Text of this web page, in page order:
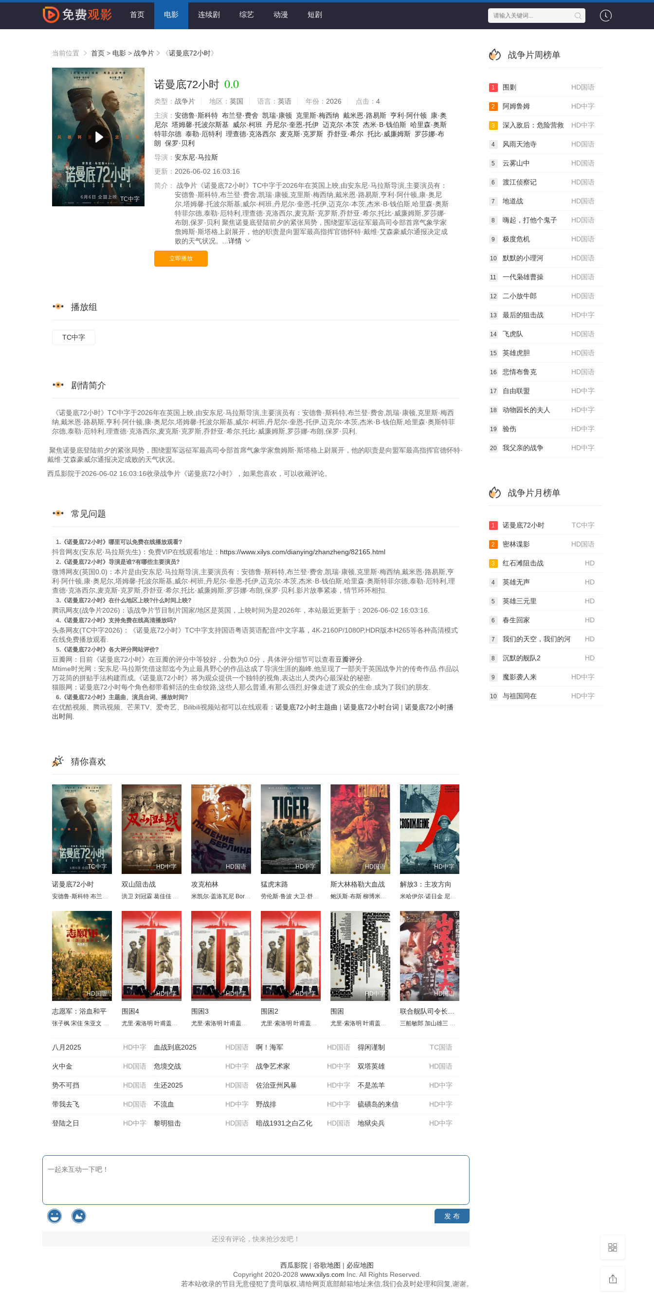
首页 电影 连续剧 综艺 动漫 短剧
当前位置 首页 > 电影 > 战争片 《诺曼底72小时》
TC中字
诺曼底72小时 0.0
类型： 战争片 地区： 英国 语言： 英语 年份： 2026 点击： 4
主演： 安德鲁·斯科特 布兰登·费舍 凯瑞·康顿 克里斯·梅西纳 戴米恩·路易斯 亨利·阿什顿
康·奥
尼尔 塔姆馨·托波尔斯基 威尔·柯班 丹尼尔·奎恩-托伊 迈克尔·本茨 杰米·B·钱伯斯 哈里森·奥斯
特菲尔德 泰勒·厄特利 理查德·克洛西尔 麦克斯·克罗斯 乔舒亚·希尔 托比·威廉姆斯 罗莎娜·布
朗 保罗·贝利
导演： 安东尼·马拉斯
更新： 2026-06-02 16:03:16
简介：
战争片《诺曼底72小时》TC中字于2026年在英国上映,由安东尼·马拉斯导演,主要演员有：
安德鲁·斯科特,布兰登·费舍,凯瑞·康顿,克里斯·梅西纳,戴米恩·路易斯,亨利·阿什顿,康·奥尼
尔,塔姆馨·托波尔斯基,威尔·柯班,丹尼尔·奎恩-托伊,迈克尔·本茨,杰米·B·钱伯斯,哈里森·奥斯
特菲尔德,泰勒·厄特利,理查德·克洛西尔,麦克斯·克罗斯,乔舒亚·希尔,托比·威廉姆斯,罗莎娜·
布朗,保罗·贝利 聚焦诺曼底登陆前夕的紧张局势，围绕盟军远征军最高司令部首席气象学家
詹姆斯·斯塔格上尉展开，他的职责是向盟军最高指挥官德怀特·戴维·艾森豪威尔通报决定成
败的天气状况。... 详情
立即播放
播放组
TC中字
剧情简介
《诺曼底72小时》TC中字于2026年在英国上映,由安东尼·马拉斯导演,主要演员有：安德鲁·斯科特,布兰登·费舍,凯瑞·康顿,克里斯·梅西
纳,戴米恩·路易斯,亨利·阿什顿,康·奥尼尔,塔姆馨·托波尔斯基,威尔·柯班,丹尼尔·奎恩-托伊,迈克尔·本茨,杰米·B·钱伯斯,哈里森·奥斯特菲
尔德,泰勒·厄特利,理查德·克洛西尔,麦克斯·克罗斯,乔舒亚·希尔,托比·威廉姆斯,罗莎娜·布朗,保罗·贝利.
聚焦诺曼底登陆前夕的紧张局势，围绕盟军远征军最高司令部首席气象学家詹姆斯·斯塔格上尉展开，他的职责是向盟军最高指挥官德怀特·
戴维·艾森豪威尔通报决定成败的天气状况。
西瓜影院于2026-06-02 16:03:16收录战争片《诺曼底72小时》，如果您喜欢，可以收藏评论。
常见问题
1.《诺曼底72小时》哪里可以免费在线播放观看?
抖音网友(安东尼·马拉斯先生)：免费VIP在线观看地址： https://www.xilys.com/dianying/zhanzheng/82165.html
2.《诺曼底72小时》导演是谁?有哪些主要演员?
微博网友(英国0.0)：本片是由安东尼·马拉斯导演,主要演员有：安德鲁·斯科特,布兰登·费舍,凯瑞·康顿,克里斯·梅西纳,戴米恩·路易斯,亨
利·阿什顿,康·奥尼尔,塔姆馨·托波尔斯基,威尔·柯班,丹尼尔·奎恩-托伊,迈克尔·本茨,杰米·B·钱伯斯,哈里森·奥斯特菲尔德,泰勒·厄特利,理
查德·克洛西尔,麦克斯·克罗斯,乔舒亚·希尔,托比·威廉姆斯,罗莎娜·布朗,保罗·贝利.影片故事紧凑，情节环环相扣.
3.《诺曼底72小时》在什么地区上映?什么时间上映?
腾讯网友(战争片2026)：该战争片节目制片国家/地区是英国，上映时间为是2026年，本站最近更新于：2026-06-02 16:03:16.
4.《诺曼底72小时》支持免费在线高清播放吗?
头条网友(TC中字2026)：《诺曼底72小时》TC中字支持国语粤语英语配音/中文字幕，4K-2160P/1080P,HDR版本H265等各种高清模式
在线免费播放观看.
5.《诺曼底72小时》各大评分网站评价?
豆瓣网：目前《诺曼底72小时》在豆瓣的评分中等较好，分数为0.0分，具体评分细节可以查看豆瓣评分
Mtime时光网：安东尼·马拉斯凭借这部迄今为止最具野心的作品达成了导演生涯的巅峰,他呈现了一部关于英国战争片的传奇作品.作品以
万花筒的拼贴手法构建而成,《诺曼底72小时》将为观众提供一个独特的视角,表达出人类内心最深处的秘密.
猫眼网：诺曼底72小时每个角色都带着鲜活的生命纹路,这些人那么普通,有那么强烈,好像走进了观众的生命,成为了我们的朋友.
6.《诺曼底72小时》主题曲、演员台词、播放时间?
在优酷视频、腾讯视频、芒果TV、爱奇艺、Bilibili视频站都可以在线观看： 诺曼底72小时主题曲 | 诺曼底72小时台词 | 诺曼底72小时播
出时间
猜你喜欢
TC中字
诺曼底72小时
安德鲁·斯科特 布兰登·费舍 凯瑞·康顿 克里斯·梅西纳 戴米恩·路易斯 亨利·阿什顿 康·奥尼尔 塔姆馨·托波尔斯基 威尔·柯班 丹尼尔·奎恩-托伊 迈克尔·本茨 杰米·B·钱伯斯
HD中字
双山阻击战
洪卫 刘冠霖 葛佳佳 郭广平 周惠林
HD国语
攻克柏林
米凯尔·盖洛瓦尼 Boris Andreyev Vladimir Savelev Marina Kovalyova N. Petrunkin Marie Nováková Yuri Timoshenko
HD中字
猛虎末路
劳伦斯·鲁波 大卫·舒特 塞巴斯蒂安·乌泽多夫斯基 安德烈·赫尼克 阿尔恩特·施韦林·索瑞
HD国语
斯大林格勒大血战
鲍沃斯·布斯 柳博米拉斯·劳恰维丘斯 谢尔盖·尼科年科
HD中字
解放3：主攻方向
米哈伊尔·诺日金 尼古拉·奥拉宁
HD国语
志愿军：浴血和平
张子枫 宋佳 朱亚文 彭昱畅 肖央 王砚辉 王传君 周政杰 张宥浩 王挺 郭晓东 李晨 杜江 冯绍峰 闫妮 阿如那 曲禾 王雨甜 于谨维 王阳 张雪迎
HD中字
围困4
尤里·索洛明 叶甫盖尼·列别杰夫 伊琳娜·阿库洛娃 弗拉季斯拉夫·斯特尔热利奇克 亚历山大·拉辛 鲍里斯·戈尔巴托夫 谢尔盖·哈钦科
HD中字
围困3
尤里·索洛明 叶甫盖尼·列别杰夫 伊琳娜·阿库洛娃 弗拉季斯拉夫·斯特尔热利奇克 亚历山大·拉辛 鲍里斯·戈尔巴托夫
HD中字
围困2
尤里·索洛明 叶甫盖尼·列别杰夫 伊琳娜·阿库洛娃 弗拉季斯拉夫·斯特尔热利奇克
HD中字
围困
尤里·索洛明 叶甫盖尼·列别杰夫 伊琳娜·阿库洛娃
HD国语
三船敏郎 加山雄三
HD中字
八月2025 HD国语
血战到底2025 HD国语
啊！海军 TC国语
得闲谨制
HD国语
火中金 HD中字
危境交战 HD中字
战争艺术家 HD国语
双塔英雄
HD国语
势不可挡 HD国语
生还2025 HD中字
佐治亚州风暴 HD中字
不是羔羊
HD国语
带我去飞 HD中字
不流血 HD中字
野战排 HD中字
硫磺岛的来信
HD中字
登陆之日 HD国语
黎明狙击 HD国语
暗战1931之白乙化 HD中字
地狱尖兵
发 布
还没有评论，快来抢沙发吧！
战争片周榜单
HD国语
1 围剿
HD中字
2 阿姆鲁姆
HD中字
3 深入敌后：危险营救
HD国语
4 风雨天池寺
HD国语
5 云雾山中
HD国语
6 渡江侦察记
HD国语
7 地道战
HD国语
8 嗨起，打他个鬼子
HD国语
9 极度危机
HD国语
10 默默的小理河
HD国语
11 一代枭雄曹操
HD国语
12 二小放牛郎
HD中字
13 最后的狙击战
HD国语
14 飞虎队
HD国语
15 英雄虎胆
HD国语
16 悲情布鲁克
HD中字
17 自由联盟
HD中字
18 动物园长的夫人
HD中字
19 验伤
HD中字
20 我父亲的战争
战争片月榜单
TC中字
1 诺曼底72小时
HD国语
2 密林谍影
HD
3 红石滩阻击战
HD
4 英雄无声
HD
5 英雄三元里
HD
6 春生回家
HD
7 我们的天空，我们的河
HD
8 沉默的舰队2
HD中字
9 魔影袭人来
HD中字
10 与祖国同在
西瓜影院 | 谷歌地图 | 必应地图
Copyright 2020-2028 www.xilys.com Inc. All Rights Reserved.
若本站收录的节目无意侵犯了贵司版权,请给网页底部邮箱地址来信,我们会及时处理和回复,谢谢。